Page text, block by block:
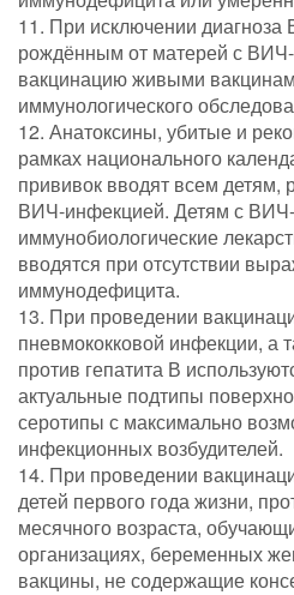
11. При исключении
рождённым от матерей с
вакцинацию живыми
иммунологического
12. Анатоксины, убитые и
рамках национального
прививок вводят всем
ВИЧ-инфекцией. Детям с
иммунобиологические
вводятся при отсутствии
иммунодефицита.
13. При проведении
пневмококковой инфекции, а
против гепатита В
актуальные подтипы
серотипы с максимально
инфекционных возбудителей.
14. При проведении
детей первого года жизни,
месячного возраста,
организациях, беременных
вакцины, не содержащие